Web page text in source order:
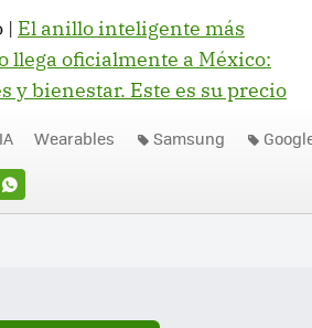
| El anillo inteligente más
llega oficialmente a México:
y bienestar. Este es su precio
Wearables Samsung